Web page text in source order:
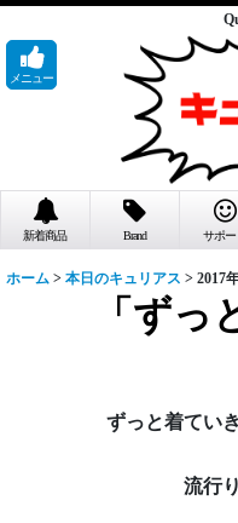
「ずっ
ずっと着てい
流行
メニュー
新着商品 Brand サポー
ホーム > 本日のキュリアス > 2017